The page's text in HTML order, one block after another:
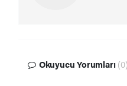
Okuyucu Yorumları (0)